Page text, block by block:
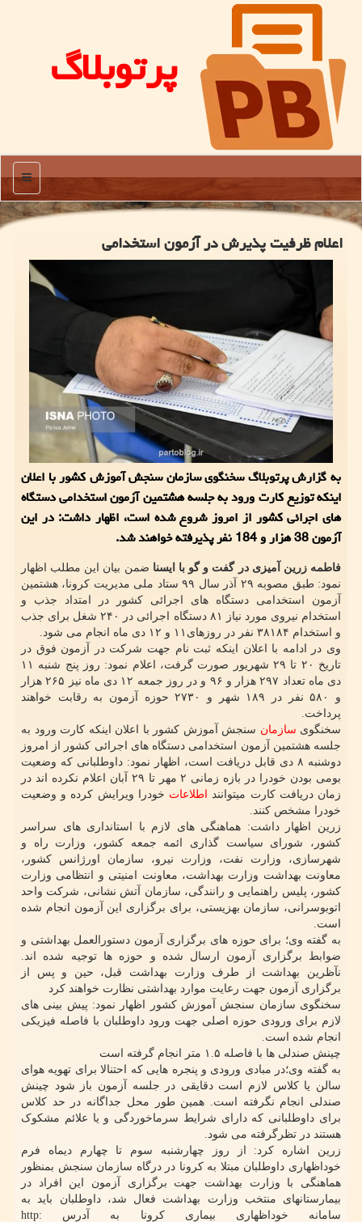
پرتوبلاگ
منو
اعلام ظرفیت پذیرش در آزمون استخدامی
به گزارش پرتوبلاگ سخنگوی سازمان سنجش آموزش کشور با اعلان
اینکه توزیع کارت ورود به جلسه هشتمین آزمون استخدامی دستگاه
های اجرائی کشور از امروز شروع شده است، اظهار داشت: در این
آزمون 38 هزار و 184 نفر پذیرفته خواهند شد.
فاطمه زرین آمیزی در گفت و گو با ایسنا ضمن بیان این مطلب اظهار
نمود: طبق مصوبه ۲۹ آذر سال ۹۹ ستاد ملی مدیریت کرونا، هشتمین
آزمون استخدامی دستگاه های اجرائی کشور در امتداد جذب و
استخدام نیروی مورد نیاز ۸۱ دستگاه اجرائی در ۲۴۰ شغل برای جذب
و استخدام ۳۸۱۸۴ نفر در روزهای۱۱ و ۱۲ دی ماه انجام می شود.
وی در ادامه با اعلان اینکه ثبت نام جهت شرکت در آزمون فوق در
تاریخ ۲۰ تا ۲۹ شهریور صورت گرفت، اعلام نمود: روز پنج شنبه ۱۱
دی ماه تعداد ۲۹۷ هزار و ۹۶ و در روز جمعه ۱۲ دی ماه نیز ۲۶۵ هزار
و ۵۸۰ نفر در ۱۸۹ شهر و ۲۷۳۰ حوزه آزمون به رقابت خواهند
پرداخت.
سخنگوی سازمان سنجش آموزش کشور با اعلان اینکه کارت ورود به
جلسه هشتمین آزمون استخدامی دستگاه های اجرائی کشور از امروز
دوشنبه ۸ دی قابل دریافت است، اظهار نمود: داوطلبانی که وضعیت
بومی بودن خودرا در بازه زمانی ۲ مهر تا ۲۹ آبان اعلام نکرده اند در
زمان دریافت کارت میتوانند اطلاعات خودرا ویرایش کرده و وضعیت
خودرا مشخص کنند.
زرین اظهار داشت: هماهنگی های لازم با استانداری های سراسر
کشور، شورای سیاست گذاری ائمه جمعه کشور، وزارت راه و
شهرسازی، وزارت نفت، وزارت نیرو، سازمان اورژانس کشور،
معاونت بهداشت وزارت بهداشت، معاونت امنیتی و انتظامی وزارت
کشور، پلیس راهنمایی و رانندگی، سازمان آتش نشانی، شرکت واحد
اتوبوسرانی، سازمان بهزیستی، برای برگزاری این آزمون انجام شده
است.
به گفته وی؛ برای حوزه های برگزاری آزمون دستورالعمل بهداشتی و
ضوابط برگزاری آزمون ارسال شده و حوزه ها توجیه شده اند.
نآظرین بهداشت از طرف وزارت بهداشت قبل، حین و پس از
برگزاری آزمون جهت رعایت موارد بهداشتی نظارت خواهند کرد
سخنگوی سازمان سنجش آموزش کشور اظهار نمود: پیش بینی های
لازم برای ورودی حوزه اصلی جهت ورود داوطلبان با فاصله فیزیکی
انجام شده است.
چینش صندلی ها با فاصله ۱.۵ متر انجام گرفته است
به گفته وی؛در مبادی ورودی و پنجره هایی که احتنالا برای تهویه هوای
سالن یا کلاس لازم است دقایقی در جلسه آزمون باز شود چینش
صندلی انجام نگرفته است. همین طور محل جداگانه در حد کلاس
برای داوطلبانی که دارای شرایط سرماخوردگی و یا علائم مشکوک
هستند در تظرگرفته می شود.
زرین اشاره کرد: از روز چهارشنبه سوم تا چهارم دیماه فرم
خوداظهاری داوطلبان مبتلا به کرونا در درگاه سازمان سنجش بمنظور
هماهنگی با وزارت بهداشت جهت برگزاری آزمون این افراد در
بیمارستانهای منتخب وزارت بهداشت فعال شد، داوطلبان باید به
سامانه خوداظهاری بیماری کرونا به آدرس http: